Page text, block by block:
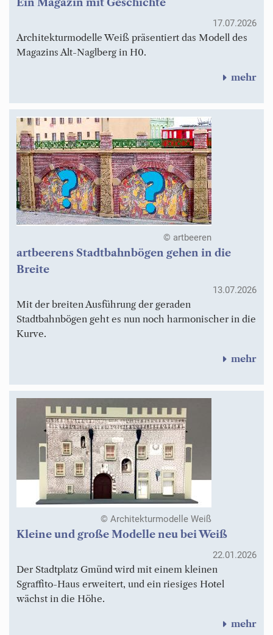
17.07.2026
Architekturmodelle Weiß präsentiert das Modell des
Magazins Alt-Naglberg in H0.
mehr
© artbeeren
artbeerens Stadtbahnbögen gehen in die
Breite
13.07.2026
Mit der breiten Ausführung der geraden
Stadtbahnbögen geht es nun noch harmonischer in die
Kurve.
mehr
© Architekturmodelle Weiß
Kleine und große Modelle neu bei Weiß
22.01.2026
Der Stadtplatz Gmünd wird mit einem kleinen
Sgraffito-Haus erweitert, und ein riesiges Hotel
wächst in die Höhe.
mehr